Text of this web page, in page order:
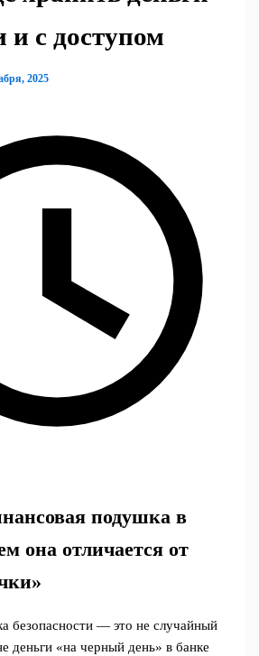
и с доступом
2025
подушка в
она отличается от
безопасности — это не случайный
деньги «на черный день» в банке